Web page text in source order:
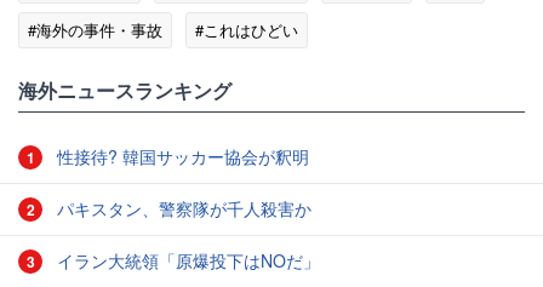
#海外の事件・事故
#これはひどい
海外ニュースランキング
1 性接待? 韓国サッカー協会が釈明
2 パキスタン、警察隊が千人殺害か
3 イラン大統領「原爆投下はNOだ」